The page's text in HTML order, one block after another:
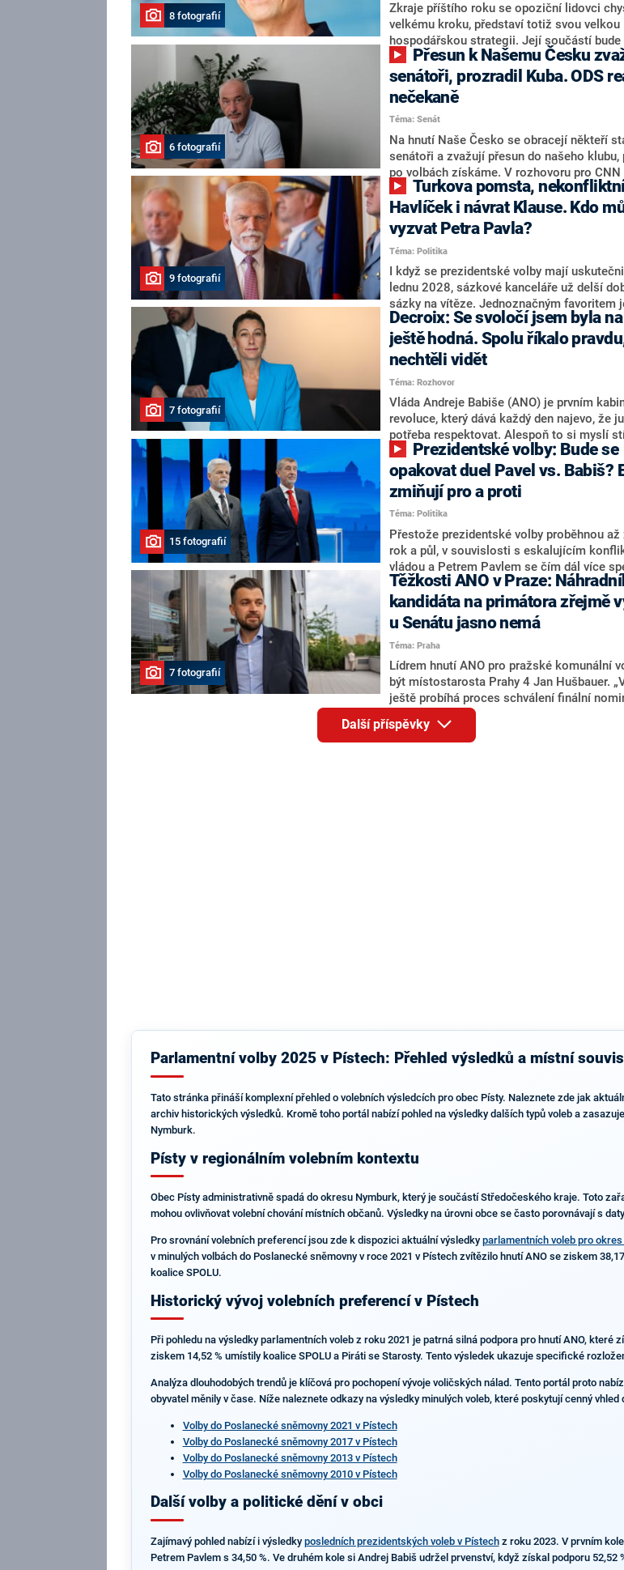
8 fotografií
Zkraje příštího roku se opoziční lidovci
velkému kroku, představí totiž svou velkou
hospodářskou strategii. Její součástí bude
stárnutí populace, řekl ve středu na
nový předseda lidovců Jan Grolich. Ten
senátních volbách kandiduje ve Vyškově.
aktivitu opozice, o níž vládní strany nebo
komentátoři mluví jako o slabé a v
úmorná práce upozorňovat na chyby vlády.
námi navíc nechodí do debat. Chceme ale
svoje témata,“ odpověděl Grolich na dotaz
NEWS.
6 fotografií
senátoři, prozradil Kuba. ODS
nečekaně
Téma: Senát
Na hnutí Naše Česko se obracejí někteří
senátoři a zvažují přesun do našeho klubu,
po volbách získáme. V rozhovoru pro CNN
NEWS to řekl zakladatel hnutí a jihočeský
Martin Kuba. Konkrétní nebyl, ale získat by
například senátora Zdeňka Hrabu, který je
součástí klubu ODS a TOP 09. Hraba to na
redakce nevyloučil. Předseda klubu
Zdeněk Nytra redakci řekl, že počítá s
některých senátorů z klubu a že Naše
nepřítel, ale soupeř.
9 fotografií
Havlíček i návrat Klause. Kdo
vyzvat Petra Pavla?
Téma: Politika
I když se prezidentské volby mají
lednu 2028, sázkové kanceláře už delší
sázky na vítěze. Jednoznačným favoritem
hlava státu Petr Pavel. Daleko za ním pak
zmiňují dva výrazné politiky ANO, tedy
Andreje Babiše a ministra průmyslu Karla
Oblíbeným tipem samotných sázkařů je
Motoristy Filip Turek. Politolog Jan
o případné kandidatuře kohokoliv ze
značně pochybuje. Podle něj současná
nemá osobu, která by Pavlovi mohla
7 fotografií
Decroix: Se svoločí jsem byla
ještě hodná. Spolu říkalo
nechtěli vidět
Téma: Rozhovor
Vláda Andreje Babiše (ANO) je prvním
revoluce, který dává každý den najevo, že
potřeba respektovat. Alespoň to si myslí
ministryně spravedlnosti ODS Eva Decroix. V
rozhovoru pro CNN Prima NEWS si
ohledně politického výkonu svého nástupce
Tejce (za ANO) či vládní zmocněnkyně pro
práva Taťány Malé (ANO). Označením
adresu vlády prý byla ještě hodná. Decroix
vrátila k volební porážce koalice Spolu či
hnutí Naše Česko Martina Kuby.
15 fotografií
opakovat duel Pavel vs. Babiš?
zmiňují pro a proti
Téma: Politika
Přestože prezidentské volby proběhnou až
rok a půl, v souvislosti s eskalujícím
vládou a Petrem Pavlem se čím dál více
tom, koho by do bitvy o Hrad mohla vyslat
koalice. Někteří političtí komentátoři
jméno premiéra Andreje Babiše (ANO). Jak
pravděpodobné, že se v prezidentských
bude znovu opakovat souboj z roku 2023?
7 fotografií
Těžkosti ANO v Praze:
kandidáta na primátora zřejmě
u Senátu jasno nemá
Téma: Praha
Lídrem hnutí ANO pro pražské komunální
být místostarosta Prahy 4 Jan Hušbauer.
ještě probíhá proces schválení finální
Jana Hušbauera Výborem hnutí ANO,“ uvedl
redakci místopředseda pražského ANO
Benkovič. O Hušbauerovi se spekulovalo
Další příspěvky
Parlamentní volby 2025 v Pístech: Přehled výsledků a místní
Tato stránka přináší komplexní přehled o volebních výsledcích pro obec Písty. Naleznete zde jak
archiv historických výsledků. Kromě toho portál nabízí pohled na výsledky dalších typů voleb a
Nymburk.
Písty v regionálním volebním kontextu
Obec Písty administrativně spadá do okresu Nymburk, který je součástí Středočeského kraje. Toto
mohou ovlivňovat volební chování místních občanů. Výsledky na úrovni obce se často porovnávají s
Pro srovnání volebních preferencí jsou zde k dispozici aktuální výsledky parlamentních voleb pro
v minulých volbách do Poslanecké sněmovny v roce 2021 v Pístech zvítězilo hnutí ANO se ziskem
koalice SPOLU.
Historický vývoj volebních preferencí v Pístech
Při pohledu na výsledky parlamentních voleb z roku 2021 je patrná silná podpora pro hnutí ANO,
ziskem 14,52 % umístily koalice SPOLU a Piráti se Starosty. Tento výsledek ukazuje specifické
Analýza dlouhodobých trendů je klíčová pro pochopení vývoje voličských nálad. Tento portál proto
obyvatel měnily v čase. Níže naleznete odkazy na výsledky minulých voleb, které poskytují cenný
Volby do Poslanecké sněmovny 2021 v Pístech
Volby do Poslanecké sněmovny 2017 v Pístech
Volby do Poslanecké sněmovny 2013 v Pístech
Volby do Poslanecké sněmovny 2010 v Pístech
Další volby a politické dění v obci
Zajímavý pohled nabízí i výsledky posledních prezidentských voleb v Pístechz roku 2023. V prvním
Petrem Pavlem s 34,50 %. Ve druhém kole si Andrej Babiš udržel prvenství, když získal podporu 52,52